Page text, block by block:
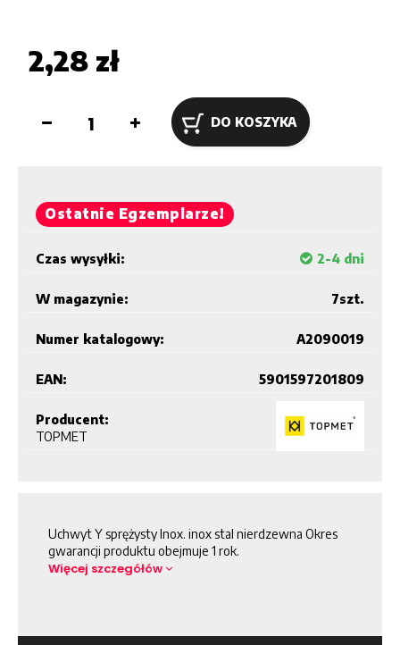
2,28 zł
DO KOSZYKA
Ostatnie Egzemplarze!
Czas wysyłki: 2-4 dni
W magazynie: szt.
7
Numer katalogowy: A2090019
EAN: 5901597201809
Producent:
TOPMET
Uchwyt Y sprężysty Inox. inox stal nierdzewna Okres
gwarancji produktu obejmuje 1 rok.
Więcej szczegółów